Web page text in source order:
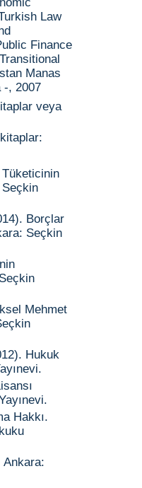
Law
Finance
Manas
-, 2007
veya
Borçlar
Seçkin
Mehmet
Hukuk
Hakkı.
Ankara: